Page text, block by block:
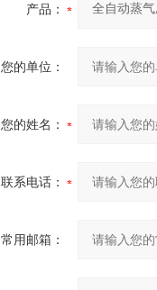
产品：
您的单位：
您的姓名：
联系电话：
常用邮箱：